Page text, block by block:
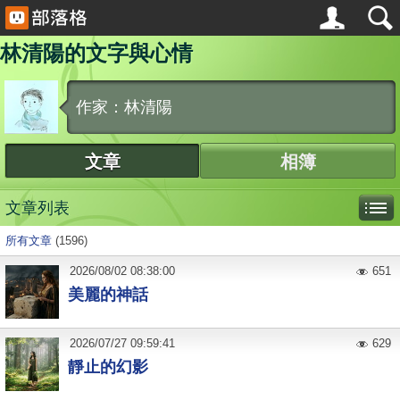
林清陽的文字與心情
作家：林清陽
文章 相簿
文章列表
所有文章 (1596)
美麗的神話
2026/08/02 08:38:00 651
靜止的幻影
2026/07/27 09:59:41 629